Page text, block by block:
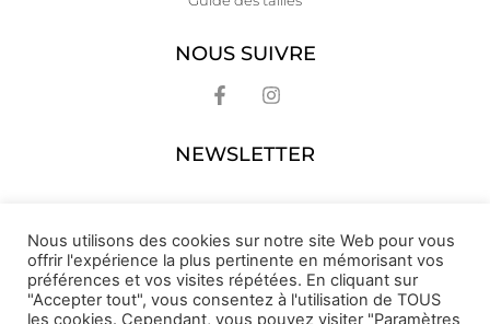
NOUS SUIVRE
NEWSLETTER
Nous utilisons des cookies sur notre site Web pour vous
offrir l'expérience la plus pertinente en mémorisant vos
préférences et vos visites répétées. En cliquant sur
"Accepter tout", vous consentez à l'utilisation de TOUS
les cookies. Cependant, vous pouvez visiter "Paramètres